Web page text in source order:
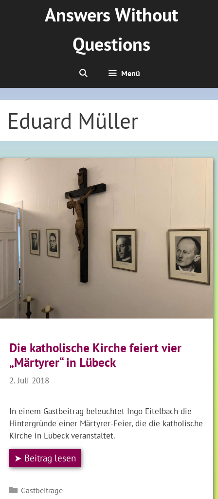
Answers Without
Questions
Menü
Eduard Müller
Die katholische Kirche feiert vier
„Märtyrer“ in Lübeck
2. Juli 2018
In einem Gastbeitrag beleuchtet Ingo Eitelbach die
Hintergründe einer Märtyrer-Feier, die die katholische
Kirche in Lübeck veranstaltet.
➤ Beitrag lesen
Kategorien
Gastbeiträge